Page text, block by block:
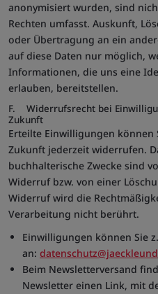
anonymisiert wurden, sind
Rechten umfasst. Auskunft,
oder Übertragung an ein
auf diese Daten nur möglich,
Informationen, die uns eine
erlauben, bereitstellen.
F. Widerrufsrecht bei
Zukunft
Erteilte Einwilligungen
Zukunft jederzeit widerrufen.
buchhalterische Zwecke sind
Widerruf bzw. von einer
Widerruf wird die
Verarbeitung nicht berührt.
Einwilligungen können Sie
an:
Beim Newsletterversand
Newsletter einen Link, mit